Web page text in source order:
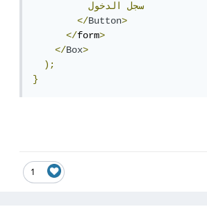
سجل
الدخول
</Button>
</form>
</Box>
);
}
1